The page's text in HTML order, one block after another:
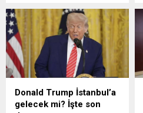
Donald Trump İstanbul’a
gelecek mi? İşte son